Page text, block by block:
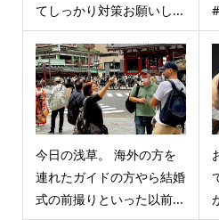
てしっかり対策お願いし...
今日の浅草。 海外の方を
連れたガイドの方やら結婚
式の前撮りといった以前...